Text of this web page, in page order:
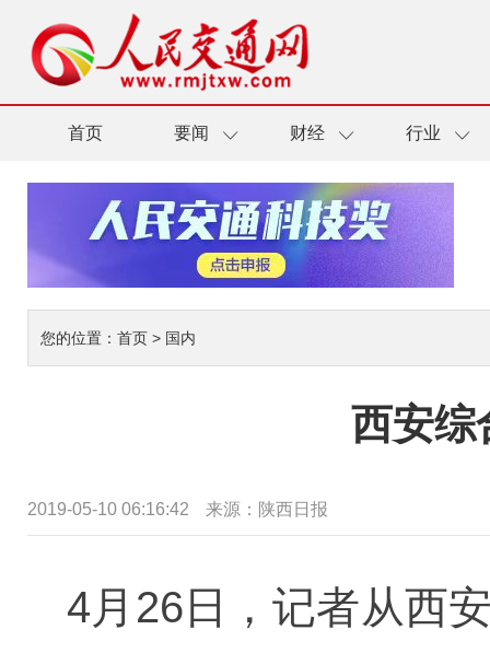
首页 要闻 财经 行业
您的位置： 首页 > 国内
西安综
2019-05-10 06:16:42 来源：陕西日报
4月26日，记者从西